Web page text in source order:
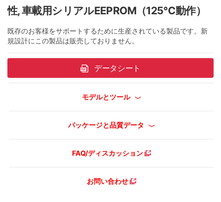
性, 車載用シリアルEEPROM（125℃動作）
既存のお客様をサポートするために生産されている製品です。新
規設計にこの製品は販売しておりません。
データシート
モデルとツール
パッケージと品質データ
FAQ/ディスカッション
お問い合わせ